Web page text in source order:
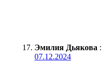
Эмилия Дьякова :
07.12.2024